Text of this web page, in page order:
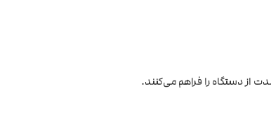
از دستگاه را فراهم می‌کنند.